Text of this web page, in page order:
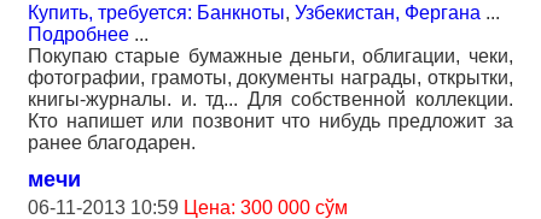
Купить, требуется: Банкноты, Узбекистан, Фергана ...
Подробнее ...
Покупаю старые бумажные деньги, облигации, чеки,
фотографии, грамоты, документы награды, открытки,
книгы-журналы. и. тд... Для собственной коллекции.
Кто напишет или позвонит что нибудь предложит за
ранее благодарен.
мечи
06-11-2013 10:59 Цена: 300 000 сўм